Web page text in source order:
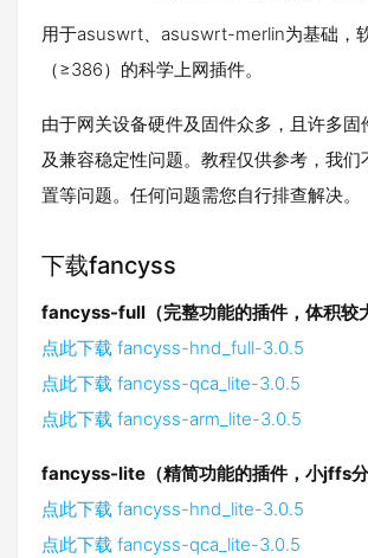
用于asuswrt、asuswrt-merlin为基础，
（≥386）的科学上网插件。
由于网关设备硬件及固件众多，且许多
及兼容稳定性问题。教程仅供参考，我们
置等问题。任何问题需您自行排查解决。
下载fancyss
fancyss-full（完整功能的插件，体积较
点此下载 fancyss-hnd_full-3.0.5
点此下载 fancyss-qca_lite-3.0.5
点此下载 fancyss-arm_lite-3.0.5
fancyss-lite（精简功能的插件，小jffs分
点此下载 fancyss-hnd_lite-3.0.5
点此下载 fancyss-qca_lite-3.0.5